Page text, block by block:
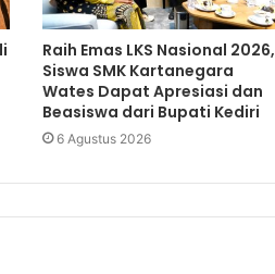
Raih Emas LKS Nasional 2026,
Siswa SMK Kartanegara
Wates Dapat Apresiasi dan
Beasiswa dari Bupati Kediri
6 Agustus 2026